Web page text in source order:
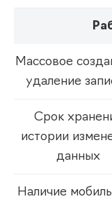
Массовое
удаление
Срок
истории
данных
Наличие